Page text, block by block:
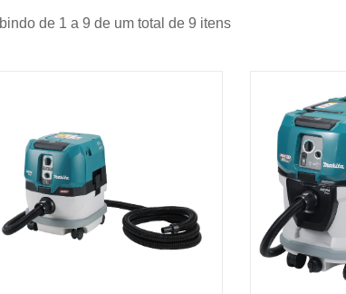
de 1 a 9 de um total de 9 itens